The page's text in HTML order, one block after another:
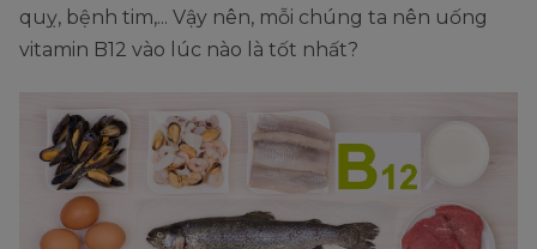
quỵ, bệnh tim,... Vậy nên, mỗi chúng ta nên uống
vitamin B12 vào lúc nào là tốt nhất?